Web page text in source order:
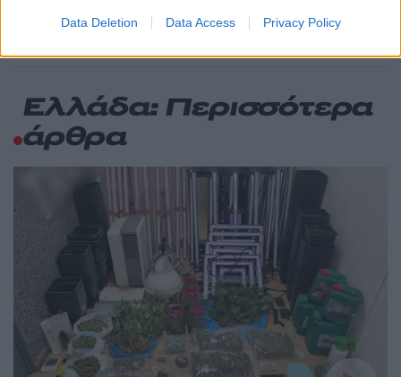
Data Deletion Data Access Privacy Policy
Ελλάδα: Περισσότερα
άρθρα